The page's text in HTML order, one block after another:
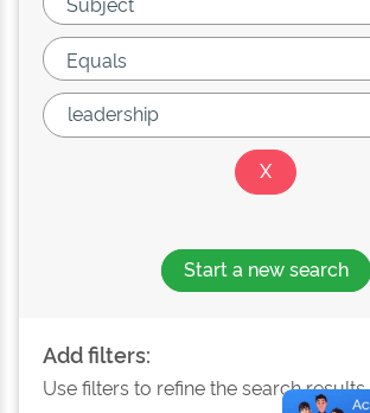
Start a new search
Add filters:
Use filters to refine the search results.